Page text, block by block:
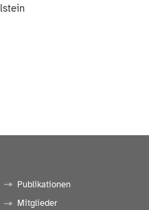
Publikationen
Mitglieder